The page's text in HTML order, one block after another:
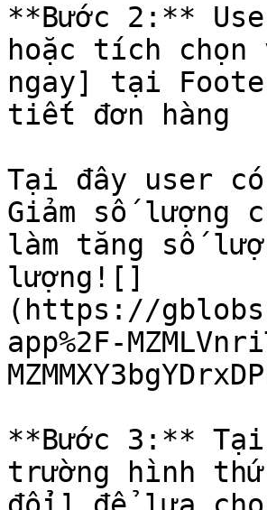
**Bước 2:**
hoặc tích chọn
ngay] tại
tiết đơn hàng
Tại đây user
Giảm số lượng
làm tăng số
lượng![]
(https://
app%2F-
**Bước 3:**
trường hình